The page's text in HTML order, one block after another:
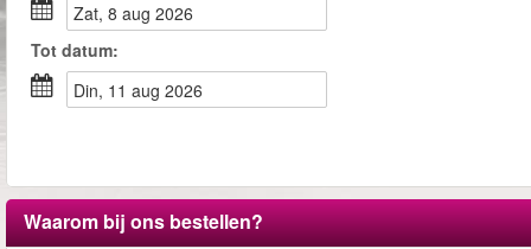
zat, 8 aug 2026
Tot datum:
din, 11 aug 2026
Waarom bij ons bestellen?